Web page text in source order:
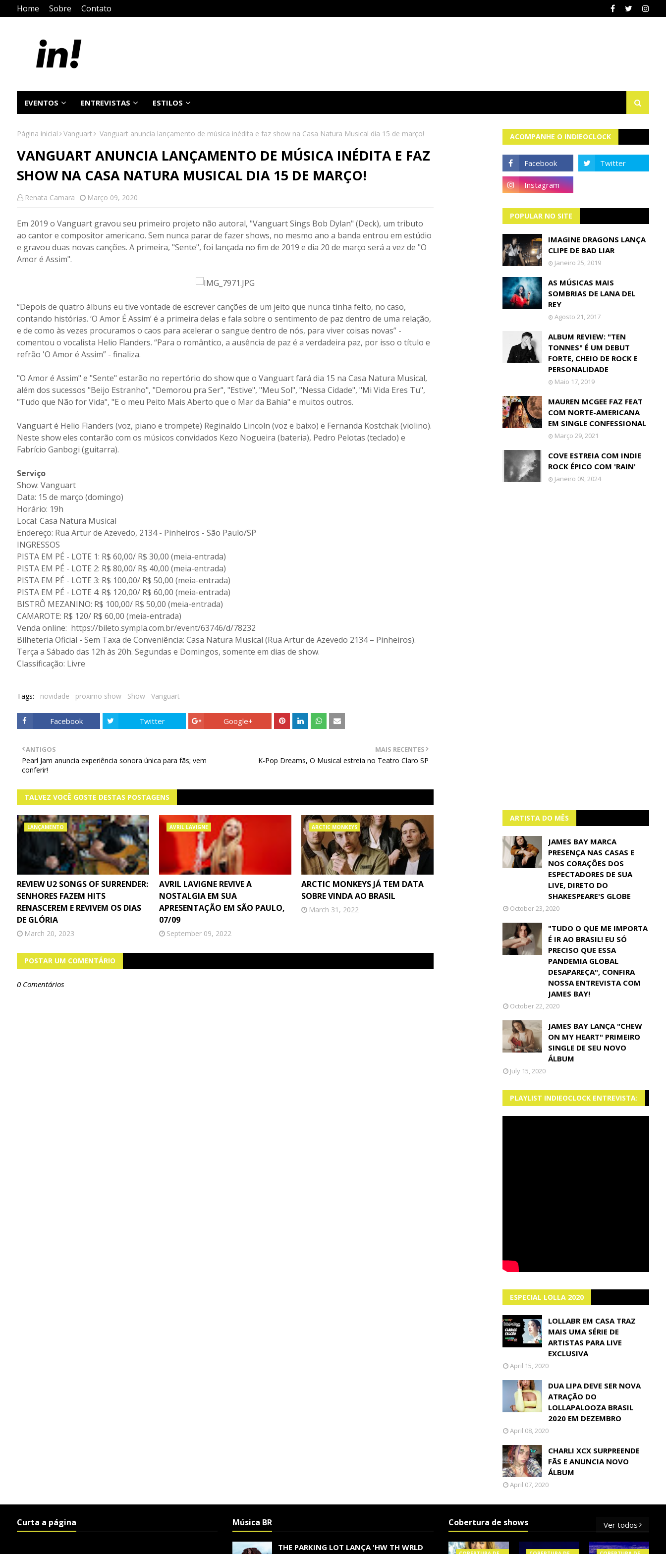
Home Sobre Contato
EVENTOS ENTREVISTAS ESTILOS
Página inicial Vanguart Vanguart anuncia lançamento de música inédita e faz show na Casa Natura Musical dia 15 de março!
VANGUART ANUNCIA LANÇAMENTO DE MÚSICA INÉDITA E FAZ
SHOW NA CASA NATURA MUSICAL DIA 15 DE MARÇO!
Renata Camara Março 09, 2020
Em 2019 o Vanguart gravou seu primeiro projeto não autoral, "Vanguart Sings Bob Dylan" (Deck), um tributo
ao cantor e compositor americano. Sem nunca parar de fazer shows, no mesmo ano a banda entrou em estúdio
e gravou duas novas canções. A primeira, "Sente", foi lançada no fim de 2019 e dia 20 de março será a vez de "O
Amor é Assim".
“Depois de quatro álbuns eu tive vontade de escrever canções de um jeito que nunca tinha feito, no caso,
contando histórias. ‘O Amor É Assim’ é a primeira delas e fala sobre o sentimento de paz dentro de uma relação,
e de como às vezes procuramos o caos para acelerar o sangue dentro de nós, para viver coisas novas” -
comentou o vocalista Helio Flanders. “Para o romântico, a ausência de paz é a verdadeira paz, por isso o título e
refrão 'O Amor é Assim” - finaliza.
"O Amor é Assim" e "Sente" estarão no repertório do show que o Vanguart fará dia 15 na Casa Natura Musical,
além dos sucessos "Beijo Estranho", "Demorou pra Ser", "Estive", "Meu Sol", "Nessa Cidade", "Mi Vida Eres Tu",
"Tudo que Não for Vida", "E o meu Peito Mais Aberto que o Mar da Bahia" e muitos outros.
Vanguart é Helio Flanders (voz, piano e trompete) Reginaldo Lincoln (voz e baixo) e Fernanda Kostchak (violino).
Neste show eles contarão com os músicos convidados Kezo Nogueira (bateria), Pedro Pelotas (teclado) e
Fabrício Ganbogi (guitarra).
Serviço
Show: Vanguart
Data: 15 de março (domingo)
Horário: 19h
Local: Casa Natura Musical
Endereço: Rua Artur de Azevedo, 2134 - Pinheiros - São Paulo/SP
INGRESSOS
PISTA EM PÉ - LOTE 1: R$ 60,00/ R$ 30,00 (meia-entrada)
PISTA EM PÉ - LOTE 2: R$ 80,00/ R$ 40,00 (meia-entrada)
PISTA EM PÉ - LOTE 3: R$ 100,00/ R$ 50,00 (meia-entrada)
PISTA EM PÉ - LOTE 4: R$ 120,00/ R$ 60,00 (meia-entrada)
BISTRÔ MEZANINO: R$ 100,00/ R$ 50,00 (meia-entrada)
CAMAROTE: R$ 120/ R$ 60,00 (meia-entrada)
Venda online: https://bileto.sympla.com.br/event/63746/d/78232
Bilheteria Oficial - Sem Taxa de Conveniência: Casa Natura Musical (Rua Artur de Azevedo 2134 – Pinheiros).
Terça a Sábado das 12h às 20h. Segundas e Domingos, somente em dias de show.
Classificação: Livre
Tags: novidade proximo show Show Vanguart
Facebook Twitter Google+
MAIS RECENTES
K-Pop Dreams, O Musical estreia no Teatro Claro SP
ANTIGOS
Pearl Jam anuncia experiência sonora única para fãs; vem
conferir!
TALVEZ VOCÊ GOSTE DESTAS POSTAGENS
LANÇAMENTO
REVIEW U2 SONGS OF SURRENDER:
SENHORES FAZEM HITS
RENASCEREM E REVIVEM OS DIAS
DE GLÓRIA
March 20, 2023
AVRIL LAVIGNE
AVRIL LAVIGNE REVIVE A
NOSTALGIA EM SUA
APRESENTAÇÃO EM SÃO PAULO,
07/09
September 09, 2022
ARCTIC MONKEYS
ARCTIC MONKEYS JÁ TEM DATA
SOBRE VINDA AO BRASIL
March 31, 2022
POSTAR UM COMENTÁRIO
0 Comentários
ACOMPANHE O INDIEOCLOCK
POPULAR NO SITE
IMAGINE DRAGONS LANÇA
CLIPE DE BAD LIAR
Janeiro 25, 2019
AS MÚSICAS MAIS
SOMBRIAS DE LANA DEL
REY
Agosto 21, 2017
ALBUM REVIEW: "TEN
TONNES" É UM DEBUT
FORTE, CHEIO DE ROCK E
PERSONALIDADE
Maio 17, 2019
MAUREN MCGEE FAZ FEAT
COM NORTE-AMERICANA
EM SINGLE CONFESSIONAL
Março 29, 2021
COVE ESTREIA COM INDIE
ROCK ÉPICO COM 'RAIN'
Janeiro 09, 2024
ARTISTA DO MÊS
JAMES BAY MARCA
PRESENÇA NAS CASAS E
NOS CORAÇÕES DOS
ESPECTADORES DE SUA
LIVE, DIRETO DO
SHAKESPEARE'S GLOBE
October 23, 2020
"TUDO O QUE ME IMPORTA
É IR AO BRASIL! EU SÓ
PRECISO QUE ESSA
PANDEMIA GLOBAL
DESAPAREÇA", CONFIRA
NOSSA ENTREVISTA COM
JAMES BAY!
October 22, 2020
JAMES BAY LANÇA "CHEW
ON MY HEART" PRIMEIRO
SINGLE DE SEU NOVO
ÁLBUM
July 15, 2020
PLAYLIST INDIEOCLOCK ENTREVISTA:
ESPECIAL LOLLA 2020
LOLLABR EM CASA TRAZ
MAIS UMA SÉRIE DE
ARTISTAS PARA LIVE
EXCLUSIVA
April 15, 2020
DUA LIPA DEVE SER NOVA
ATRAÇÃO DO
LOLLAPALOOZA BRASIL
2020 EM DEZEMBRO
April 08, 2020
CHARLI XCX SURPREENDE
FÃS E ANUNCIA NOVO
ÁLBUM
April 07, 2020
Curta a página Música BR
THE PARKING LOT LANÇA 'HW TH WRLD
Cobertura de shows Ver todos